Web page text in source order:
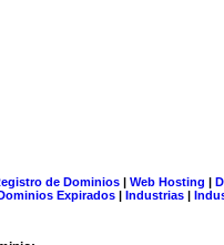
de Dominios| Web Hosting |
Expirados | Industrias |